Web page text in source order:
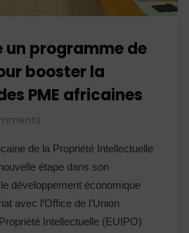
un programme de
booster la
PME africaines
de la Propriété Intellectuelle
étape dans son
développement économique
avec l’Office de l’Union
Intellectuelle (EUIPO)